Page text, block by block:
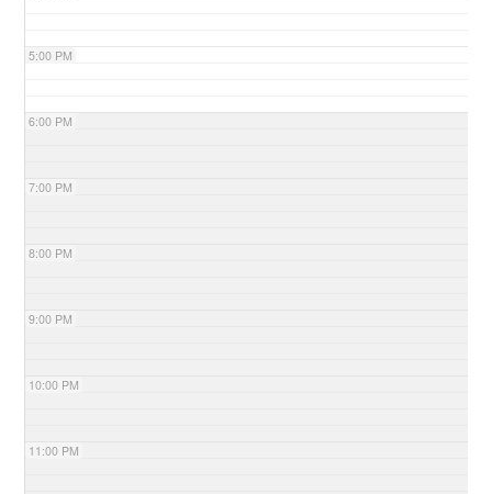
5:00 PM
6:00 PM
7:00 PM
8:00 PM
9:00 PM
10:00 PM
11:00 PM